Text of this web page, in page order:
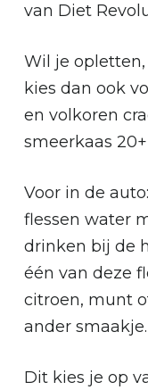
van Diet
Wil je
kies dan ook
en volkoren
smeerkaas
Voor in de
flessen water
drinken bij de
één van deze
citroen, munt
ander smaakje.
Dit kies je op